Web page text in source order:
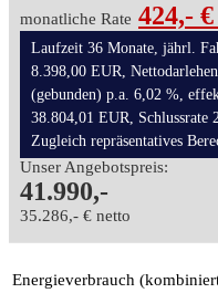
monatliche Rate 424,- €
Laufzeit 36 Monate, jährl.
8.398,00 EUR,
(gebunden) p.a. 6,02 %,
38.804,01 EUR, Schlussrate
Zugleich repräsentatives
Unser Angebotspreis:
41.990,-
35.286,- € netto
Energieverbrauch